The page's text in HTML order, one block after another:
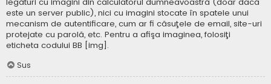
este un server public), nici cu imagini stocate în spatele unui
mecanism de autentificare, cum ar fi căsuţele de email, site-uri
protejate cu parolă, etc. Pentru a afişa imaginea, folosiţi
eticheta codului BB [img].
Sus